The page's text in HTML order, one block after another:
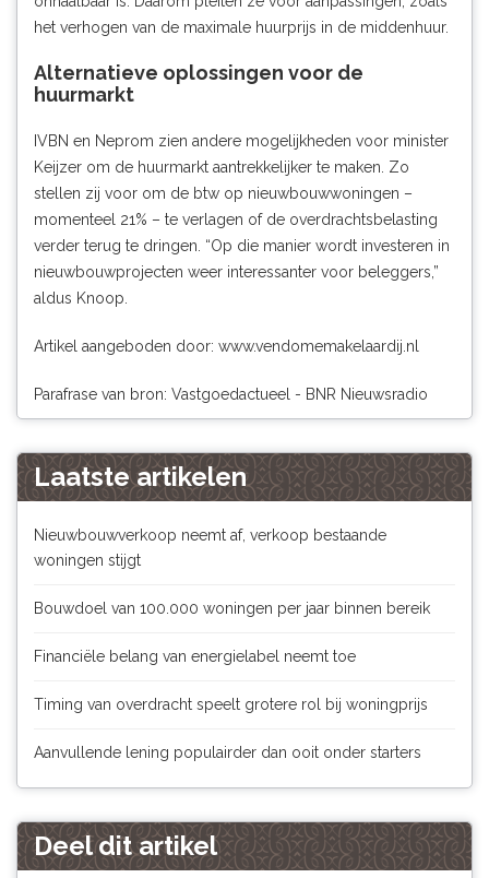
het verhogen van de maximale huurprijs in de middenhuur.
Alternatieve oplossingen voor de
huurmarkt
IVBN en Neprom zien andere mogelijkheden voor minister
Keijzer om de huurmarkt aantrekkelijker te maken. Zo
stellen zij voor om de btw op nieuwbouwwoningen –
momenteel 21% – te verlagen of de overdrachtsbelasting
verder terug te dringen. “Op die manier wordt investeren in
nieuwbouwprojecten weer interessanter voor beleggers,”
aldus Knoop.
Artikel aangeboden door: www.vendomemakelaardij.nl
Parafrase van bron: Vastgoedactueel - BNR Nieuwsradio
Laatste artikelen
Nieuwbouwverkoop neemt af, verkoop bestaande
woningen stijgt
Bouwdoel van 100.000 woningen per jaar binnen bereik
Financiële belang van energielabel neemt toe
Timing van overdracht speelt grotere rol bij woningprijs
Aanvullende lening populairder dan ooit onder starters
Deel dit artikel